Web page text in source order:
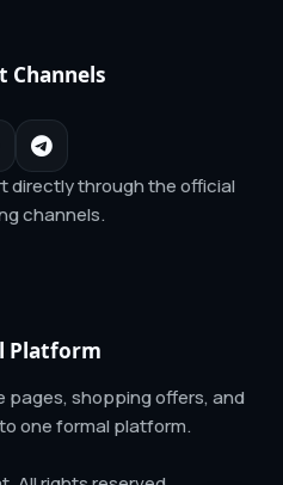
Channels
directly through the official
channels.
Platform
pages, shopping offers, and
one formal platform.